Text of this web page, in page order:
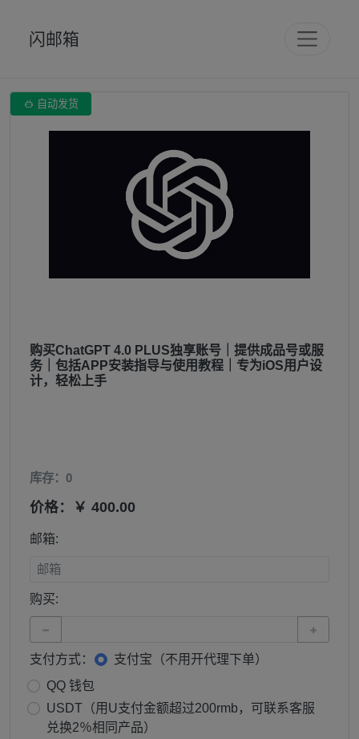
闪邮箱
 自动发货
购买ChatGPT 4.0 PLUS独享账号｜提供成品号或服
务｜包括APP安装指导与使用教程｜专为iOS用户设
计，轻松上手
库存：0
价格：￥ 400.00
邮箱:
购买:
− +
支付方式：
支付宝（不用开代理下单）
QQ 钱包
USDT（用U支付金额超过200rmb，可联系客服
兑换2％相同产品）